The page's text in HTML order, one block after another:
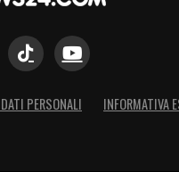
PERSONALI INFORMATIVA